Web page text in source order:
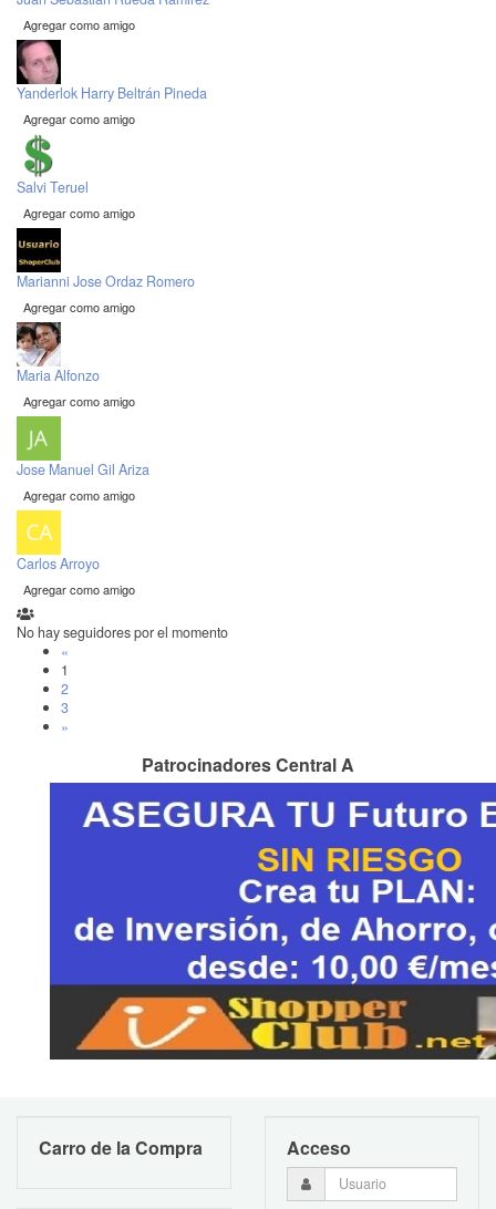
Agregar como amigo
Yanderlok Harry Beltrán Pineda
Agregar como amigo
Salvi Teruel
Agregar como amigo
Marianni Jose Ordaz Romero
Agregar como amigo
Maria Alfonzo
Agregar como amigo
Jose Manuel Gil Ariza
Agregar como amigo
Carlos Arroyo
Agregar como amigo
No hay seguidores por el momento
«
1
2
3
»
Patrocinadores Central A
Carro de la Compra Acceso